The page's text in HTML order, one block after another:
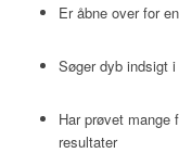
Er åbne over for
Søger dyb indsigt
Har prøvet mange
resultater